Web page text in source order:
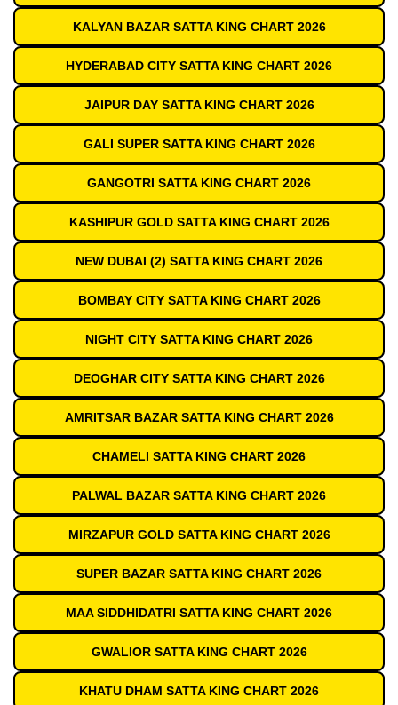
KALYAN BAZAR SATTA KING CHART 2026
HYDERABAD CITY SATTA KING CHART 2026
JAIPUR DAY SATTA KING CHART 2026
GALI SUPER SATTA KING CHART 2026
GANGOTRI SATTA KING CHART 2026
KASHIPUR GOLD SATTA KING CHART 2026
NEW DUBAI (2) SATTA KING CHART 2026
BOMBAY CITY SATTA KING CHART 2026
NIGHT CITY SATTA KING CHART 2026
DEOGHAR CITY SATTA KING CHART 2026
AMRITSAR BAZAR SATTA KING CHART 2026
CHAMELI SATTA KING CHART 2026
PALWAL BAZAR SATTA KING CHART 2026
MIRZAPUR GOLD SATTA KING CHART 2026
SUPER BAZAR SATTA KING CHART 2026
MAA SIDDHIDATRI SATTA KING CHART 2026
GWALIOR SATTA KING CHART 2026
KHATU DHAM SATTA KING CHART 2026